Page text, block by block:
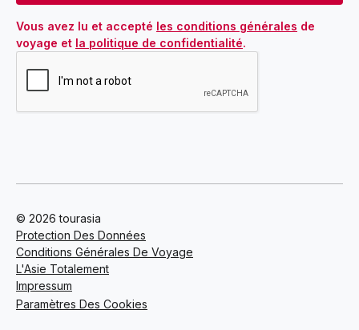
Vous avez lu et accepté les conditions générales de
voyage et la politique de confidentialité.
© 2026 tourasia
Protection Des Données
Conditions Générales De Voyage
L'Asie Totalement
Impressum
Paramètres Des Cookies